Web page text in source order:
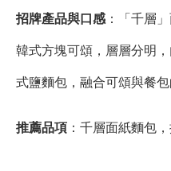
招牌產品與口感 ：「千層
韓式方塊可頌，層層分明
式鹽麵包，融合可頌與餐包
推薦品項 ：千層面紙麵包